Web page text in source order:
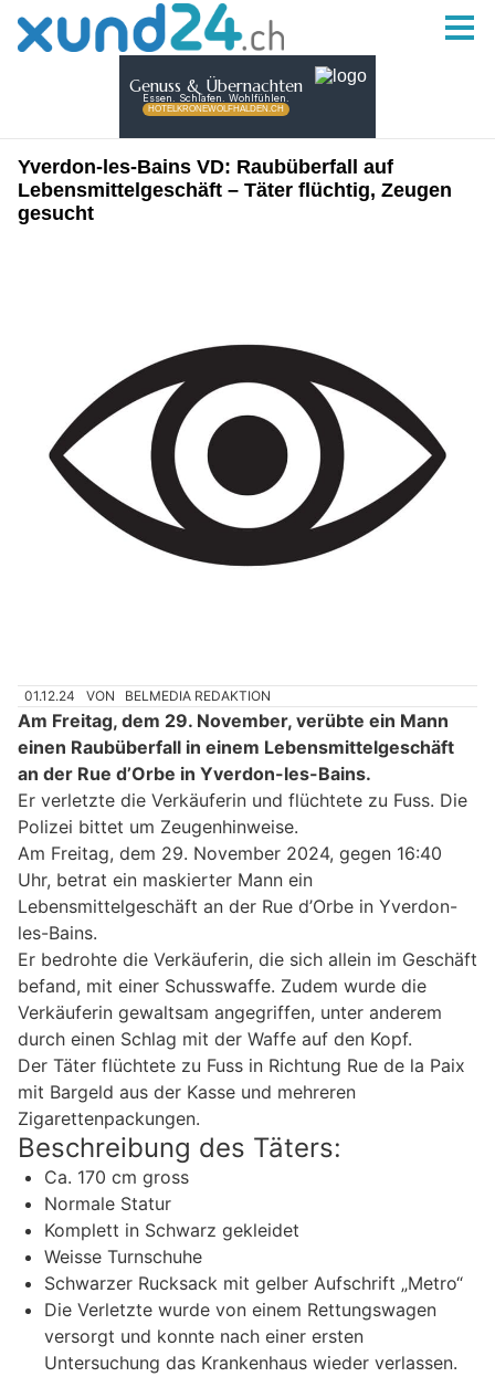
Yverdon-les-Bains VD: Raubüberfall auf
Lebensmittelgeschäft – Täter flüchtig, Zeugen
gesucht
01.12.24 VON BELMEDIA REDAKTION
Am Freitag, dem 29. November, verübte ein Mann
einen Raubüberfall in einem Lebensmittelgeschäft
an der Rue d’Orbe in Yverdon-les-Bains.
Er verletzte die Verkäuferin und flüchtete zu Fuss. Die
Polizei bittet um Zeugenhinweise.
Am Freitag, dem 29. November 2024, gegen 16:40
Uhr, betrat ein maskierter Mann ein
Lebensmittelgeschäft an der Rue d’Orbe in Yverdon-
les-Bains.
Er bedrohte die Verkäuferin, die sich allein im Geschäft
befand, mit einer Schusswaffe. Zudem wurde die
Verkäuferin gewaltsam angegriffen, unter anderem
durch einen Schlag mit der Waffe auf den Kopf.
Der Täter flüchtete zu Fuss in Richtung Rue de la Paix
mit Bargeld aus der Kasse und mehreren
Zigarettenpackungen.
Beschreibung des Täters:
Ca. 170 cm gross
Normale Statur
Komplett in Schwarz gekleidet
Weisse Turnschuhe
Schwarzer Rucksack mit gelber Aufschrift „Metro“
Die Verletzte wurde von einem Rettungswagen
versorgt und konnte nach einer ersten
Untersuchung das Krankenhaus wieder verlassen.